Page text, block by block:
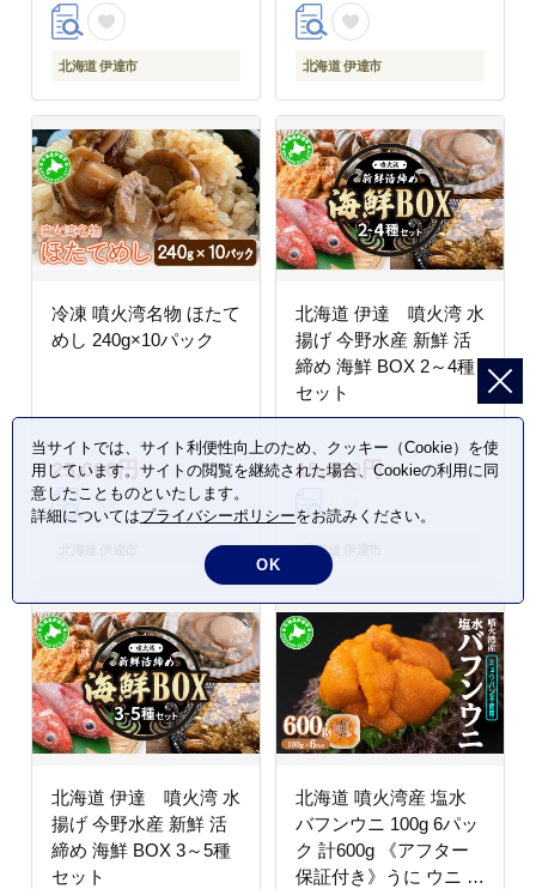
北海道 伊達市 北海道 伊達市
冷凍 噴火湾名物 ほたて
めし 240g×10パック
25,000円
北海道 伊達 噴火湾 水
揚げ 今野水産 新鮮 活
締め 海鮮 BOX 2～4種
セット
15,000円
北海道 伊達市
北海道 伊達 噴火湾 水
揚げ 今野水産 新鮮 活
締め 海鮮 BOX 3～5種
セット
北海道 噴火湾産 塩水
バフンウニ 100g 6パッ
ク 計600g 《アフター
保証付き》うに ウニ 雲
当サイトでは、サイト利便性向上のため、クッキー（Cookie）を使
用しています。サイトの閲覧を継続された場合、Cookieの利用に同
意したことものといたします。
詳細についてはプライバシーポリシーをお読みください。
OK